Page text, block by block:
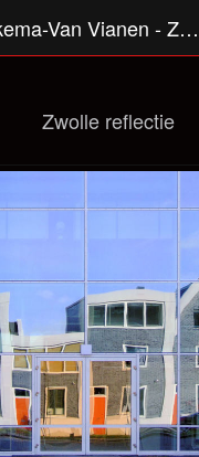
Marianne Hijlkema-Van Vianen - Zwolle Reflectie
Zwolle reflectie